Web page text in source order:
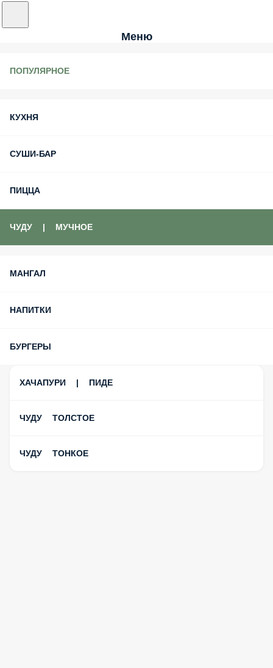
Меню
ПОПУЛЯРНОЕ
КУХНЯ
СУШИ-БАР
ПИЦЦА
ЧУДУ | МУЧНОЕ
МАНГАЛ
НАПИТКИ
БУРГЕРЫ
ХАЧАПУРИ | ПИДЕ
ЧУДУ ТОЛСТОЕ
ЧУДУ ТОНКОЕ